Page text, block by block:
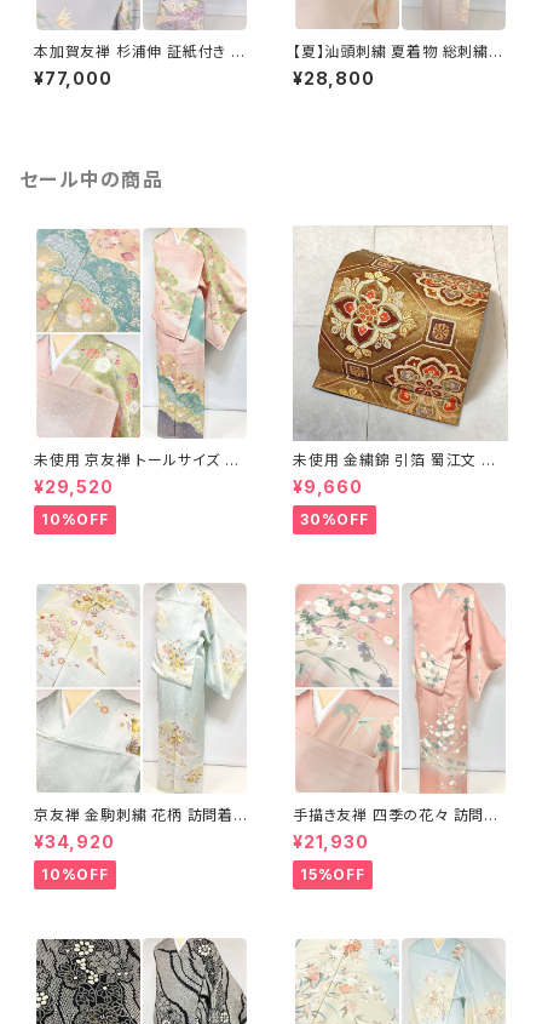
本加賀友禅 杉浦伸 証紙付き 訪
問着 花柄 正絹 紫 白 パステル
白菫色 1080
¥77,000
【夏】汕頭刺繍 夏着物 総刺繍
絽 訪問着 正絹 オレンジ サーモ
ンピンク 水色 1243
¥28,800
セール中の商品
未使用 京友禅 トールサイズ 染
め分け 金彩 訪問着 袷 正絹 ピ
ンク 黄緑 紫 黄色 1438
¥29,520
10%OFF
未使用 金繍錦 引箔 蜀江文 唐
織 華紋 袋帯 正絹 金糸 ゴール
ド 赤 紫 710
¥9,660
30%OFF
京友禅 金駒刺繍 花柄 訪問着
正絹 水色 黄緑 パステルカラー
アイスグリーン 1433
¥34,920
10%OFF
手描き友禅 四季の花々 訪問着
袷 正絹 サーモンピンク クリー
ム 白 桃花色 1434
¥21,930
15%OFF